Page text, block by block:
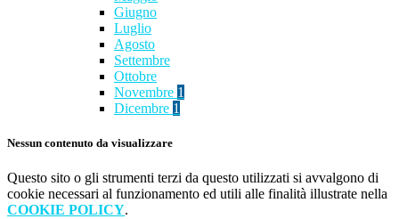
Giugno
Luglio
Agosto
Settembre
Ottobre
Novembre 1
Dicembre 1
Nessun contenuto da visualizzare
Questo sito o gli strumenti terzi da questo utilizzati si avvalgono di
cookie necessari al funzionamento ed utili alle finalità illustrate nella
COOKIE POLICY.